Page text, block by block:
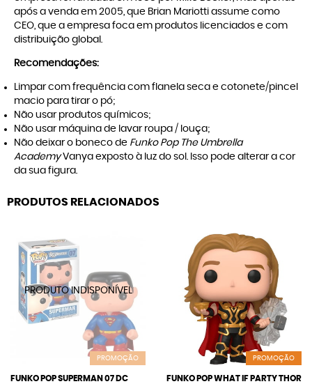
após a venda em 2005, que Brian Mariotti assume como
CEO, que a empresa foca em produtos licenciados e com
distribuição global.
Recomendações:
Limpar com frequência com flanela seca e cotonete/pincel
macio para tirar o pó;
Não usar produtos químicos;
Não usar máquina de lavar roupa / louça;
Não deixar o boneco de Funko Pop The Umbrella
AcademyVanya exposto à luz do sol. Isso pode alterar a cor
da sua figura.
PRODUTOS RELACIONADOS
PROMOÇÃO
FUNKO POP SUPERMAN 07 DC
PROMOÇÃO
FUNKO POP WHAT IF PARTY THOR